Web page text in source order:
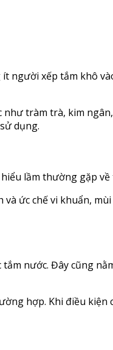
người xếp tắm khô
tràm trà, kim
dụng.
lầm thường gặp
ức chế vi khuẩn,
nước. Đây cũng
hợp. Khi điều kiện